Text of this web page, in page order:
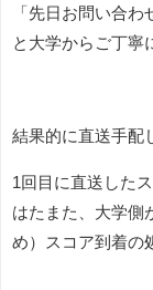
「先日お問い合
と大学からご丁寧
結果的に直送手配
1回目に直送した
はたまた、大学側
め）スコア到着の